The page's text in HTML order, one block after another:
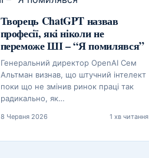
Творець ChatGPT назвав
професії, які ніколи не
переможе ШІ – “Я помилявся”
Генеральний директор OpenAI Сем
Альтман визнав, що штучний інтелект
поки що не змінив ринок праці так
радикально, як…
8 Червня 2026 1 хв читання